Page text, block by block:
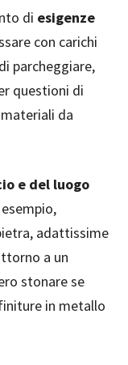
di esigenze
con carichi
parcheggiare,
questioni di
da
e del luogo
adattissime
a un
stonare se
in metallo